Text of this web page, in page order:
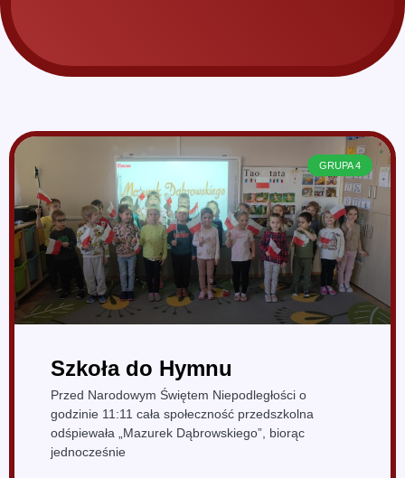
GRUPA 4
Szkoła do Hymnu
Przed Narodowym Świętem Niepodległości o
godzinie 11:11 cała społeczność przedszkolna
odśpiewała „Mazurek Dąbrowskiego”, biorąc
jednocześnie